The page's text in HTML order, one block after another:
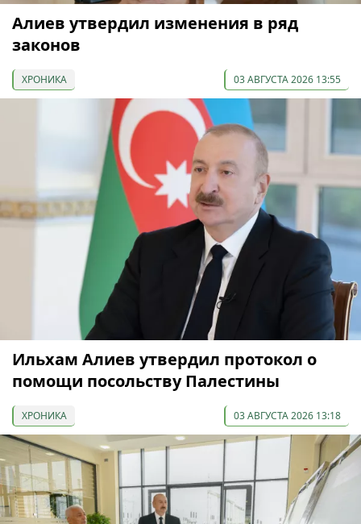
Алиев утвердил изменения в ряд
законов
ХРОНИКА 03 АВГУСТА 2026 13:55
Ильхам Алиев утвердил протокол о
помощи посольству Палестины
ХРОНИКА 03 АВГУСТА 2026 13:18